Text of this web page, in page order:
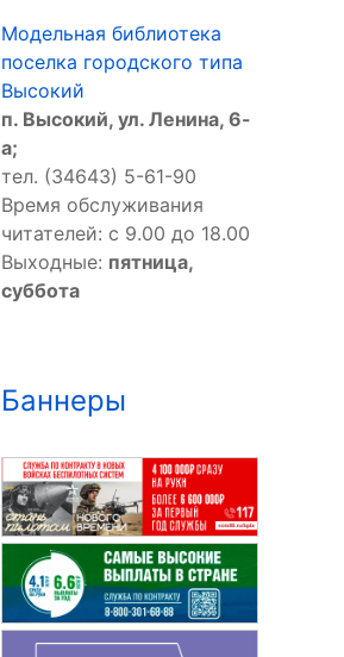
Модельная библиотека
поселка городского типа
Высокий
п. Высокий, ул. Ленина, 6-
а;
тел. (34643) 5-61-90
Время обслуживания
читателей: с 9.00 до 18.00
Выходные: пятница,
суббота
Баннеры